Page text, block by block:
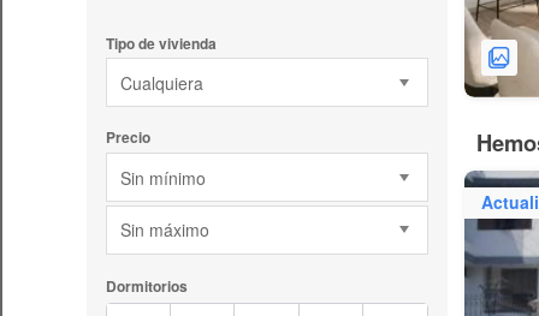
Tipo de vivienda
Cualquiera
Precio
Sin mínimo
Sin máximo
Dormitorios